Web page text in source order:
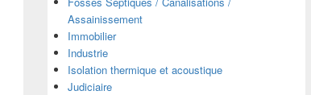
Assainissement
Immobilier
Industrie
Isolation thermique et acoustique
Judiciaire